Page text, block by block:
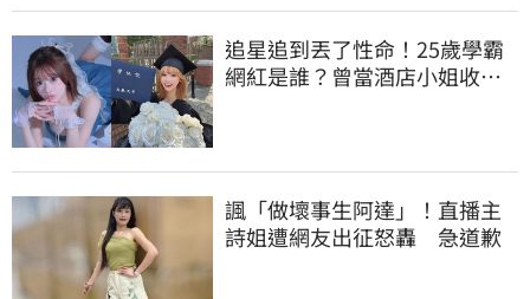
追星追到丟了性命！25歲學霸
網紅是誰？曾當酒店小姐收入
諷「做壞事生阿達」！直播主
詩姐遭網友出征怒轟 急道歉